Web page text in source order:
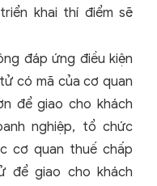
khai thí điểm sẽ
đáp ứng điều kiện
có mã của cơ quan
để giao cho khách
nghiệp, tổ chức
cơ quan thuế chấp
để giao cho khách